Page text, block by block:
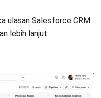
ulasan Salesforce CRM
lebih lanjut.